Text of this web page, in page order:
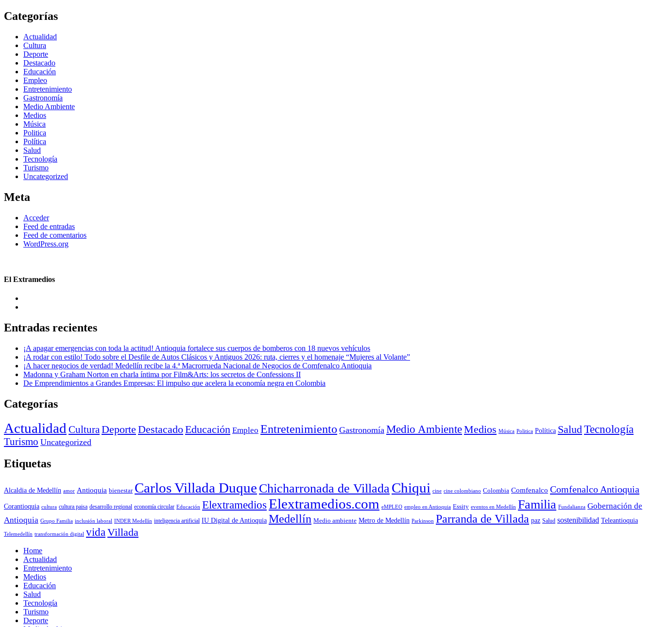
Categorías
Actualidad
Cultura
Deporte
Destacado
Educación
Empleo
Entretenimiento
Gastronomía
Medio Ambiente
Medios
Música
Politica
Política
Salud
Tecnología
Turismo
Uncategorized
Meta
Acceder
Feed de entradas
Feed de comentarios
WordPress.org
El Extramedios
Entradas recientes
¡A apagar emergencias con toda la actitud! Antioquia fortalece sus cuerpos de bomberos con 18 nuevos vehículos
¡A rodar con estilo! Todo sobre el Desfile de Autos Clásicos y Antiguos 2026: ruta, cierres y el homenaje “Mujeres al Volante”
¡A hacer negocios de verdad! Medellín recibe la 4.ª Macrorrueda Nacional de Negocios de Comfenalco Antioquia
Madonna y Graham Norton en charla íntima por Film&Arts: los secretos de Confessions II
De Emprendimientos a Grandes Empresas: El impulso que acelera la economía negra en Colombia
Categorías
Actualidad Cultura Deporte DestacadoEducación Empleo Entretenimiento Gastronomía Medio AmbienteMedios Música Politica Política Salud Tecnología
Turismo Uncategorized
Etiquetas
Alcaldia de Medellín amor Antioquia bienestar Carlos Villada Duque Chicharronada de Villada Chiqui cine cine colombiano Colombia Comfenalco Comfenalco Antioquia
Corantioquia cultura cultura paisa desarrollo regional economía circular Educación ElextramediosElextramedios.com eMPLEO empleo en Antioquia Essity eventos en Medellín Familia Fundalianza Gobernación de
Antioquia Grupo Familia inclusión laboral INDER Medellín inteligencia artificial IU Digital de Antioquia Medellín Medio ambiente Metro de Medellín Parkinson Parranda de Villada paz Salud sostenibilidad Teleantioquia
Telemedellín transformación digital vida Villada
Home
Actualidad
Entretenimiento
Medios
Educación
Salud
Tecnología
Turismo
Deporte